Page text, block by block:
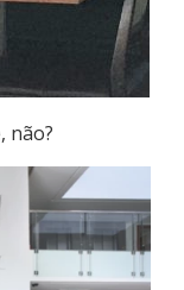
não?